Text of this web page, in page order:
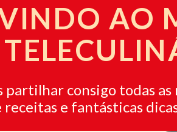
AO
partilhar consigo todas as
receitas e fantásticas